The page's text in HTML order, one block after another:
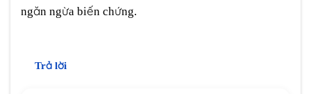
ngăn ngừa biến chứng.
Trả lời